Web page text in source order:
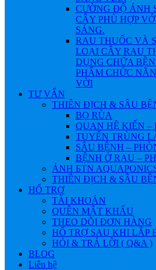
CƯỜNG ĐỘ ÁNH
CÂY PHÙ HỢP
SÁNG.
RAU THUỐC VÀ
LOẠI CÂY RAU
DỤNG CHỮA
PHẨM CHỨC
VỜI
TƯ VẤN
THIÊN ĐỊCH & SÂU
BỌ RÙA
QUAN HỆ KIẾN –
TUYẾN TRÙNG
SÂU BỆNH –
BỆNH Ở RAU –
ẢNH БTN
THIÊN ĐỊCH & SÂU
HỔ TRỢ
TÀI KHOẢN
QUÊN MẬT KHẨU
THEO DÕI ĐƠN HÀNG
HỔ TRỢ SAU KHI LẮP
HỎI & TRẢ LỜI ( Q&A )
BLOG
Liên hệ